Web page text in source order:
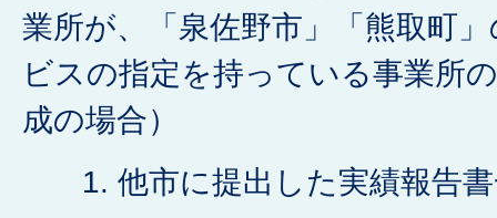
業所が、「泉佐野市」「熊取町
ビスの指定を持っている事業所
成の場合）
他市に提出した実績報告